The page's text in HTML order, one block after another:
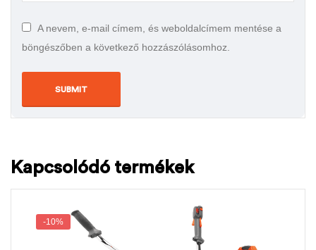
A nevem, e-mail címem, és weboldalcímem mentése a
böngészőben a következő hozzászólásomhoz.
Kapcsolódó termékek
-10%